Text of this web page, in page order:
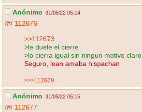
Anónimo 31/05/22 05:14
/#/ 112676
>>112673
>le duele el cierre
>lo cierra igual sin ningun motivo claro
Seguro, loan amaba hispachan
>>>112679
Anónimo 31/05/22 05:15
/#/ 112677